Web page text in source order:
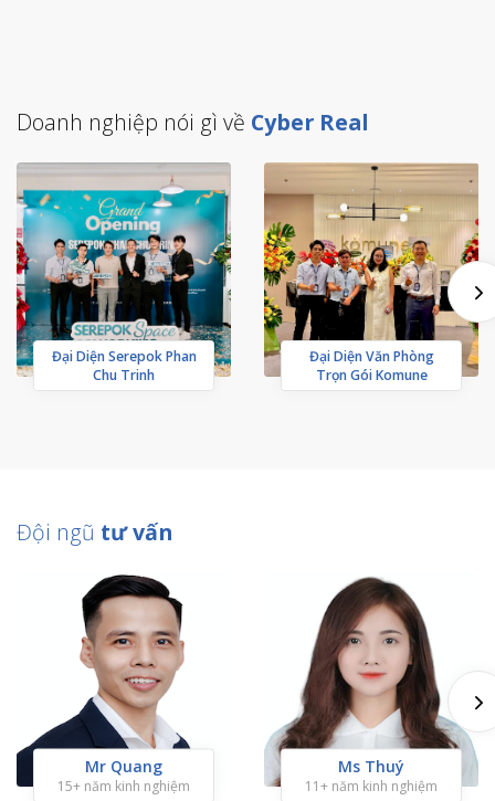
Doanh nghiệp nói gì về Cyber Real
Đại Diện Serepok Phan
Chu Trinh
Đại Diện Văn Phòng
Trọn Gói Komune
Đội ngũ tư vấn
Mr Quang
15+ năm kinh nghiệm
Ms Thuý
11+ năm kinh nghiệm